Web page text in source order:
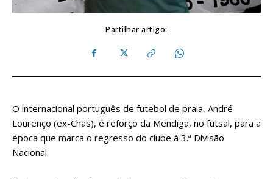
Partilhar artigo:
O internacional português de futebol de praia, André
Lourenço (ex-Chãs), é reforço da Mendiga, no futsal, para a
época que marca o regresso do clube à 3.ª Divisão
Nacional.